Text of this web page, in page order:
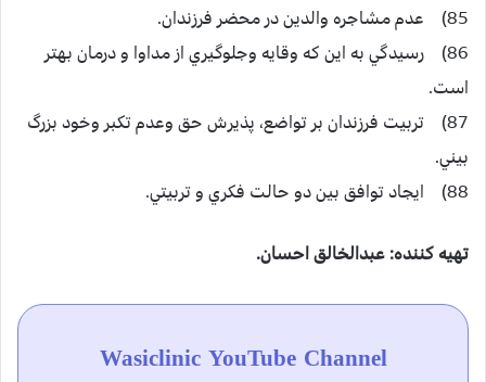
85) عدم مشاجره والدين در محضر فرزندان.
86) رسيدگي به اين كه وقايه وجلوگيري از مداوا و درمان بهتر
است.
87) تربيت فرزندان بر تواضع، پذيرش حق وعدم تكبر وخود بزرگ
بيني.
88) ايجاد توافق بين دو حالت فكري و تربيتي.
تهيه كننده:‌ عبدالخالق احسان.
Wasiclinic YouTube Channel